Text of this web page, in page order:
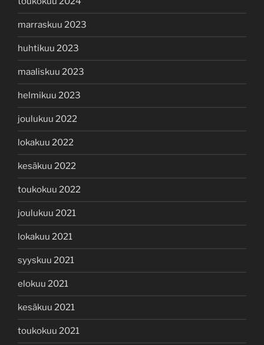
marraskuu 2023
huhtikuu 2023
maaliskuu 2023
helmikuu 2023
joulukuu 2022
lokakuu 2022
kesäkuu 2022
toukokuu 2022
joulukuu 2021
lokakuu 2021
syyskuu 2021
elokuu 2021
kesäkuu 2021
toukokuu 2021